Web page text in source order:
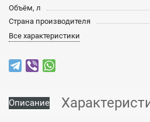
Объём, л
Страна производителя
Все характеристики
Описание